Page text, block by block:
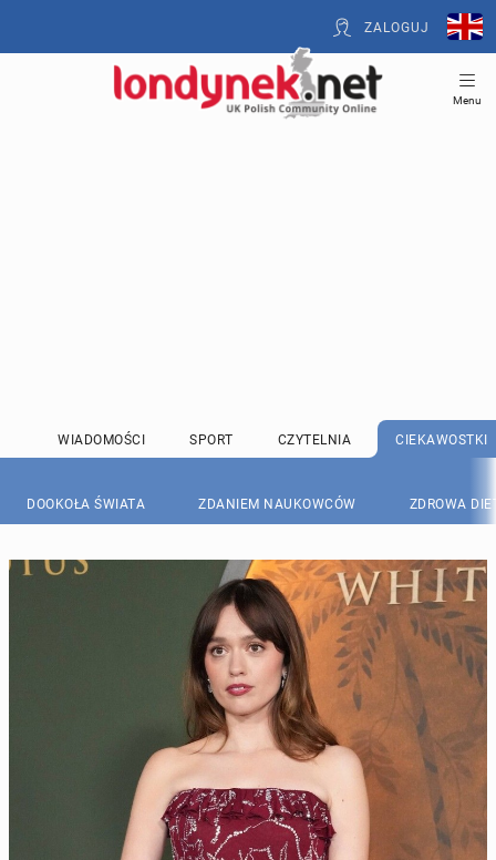
ZALOGUJ
Menu
WIADOMOŚCI SPORT CZYTELNIA CIEKAWOSTKI
DOOKOŁA ŚWIATA ZDANIEM NAUKOWCÓW ZDROWA